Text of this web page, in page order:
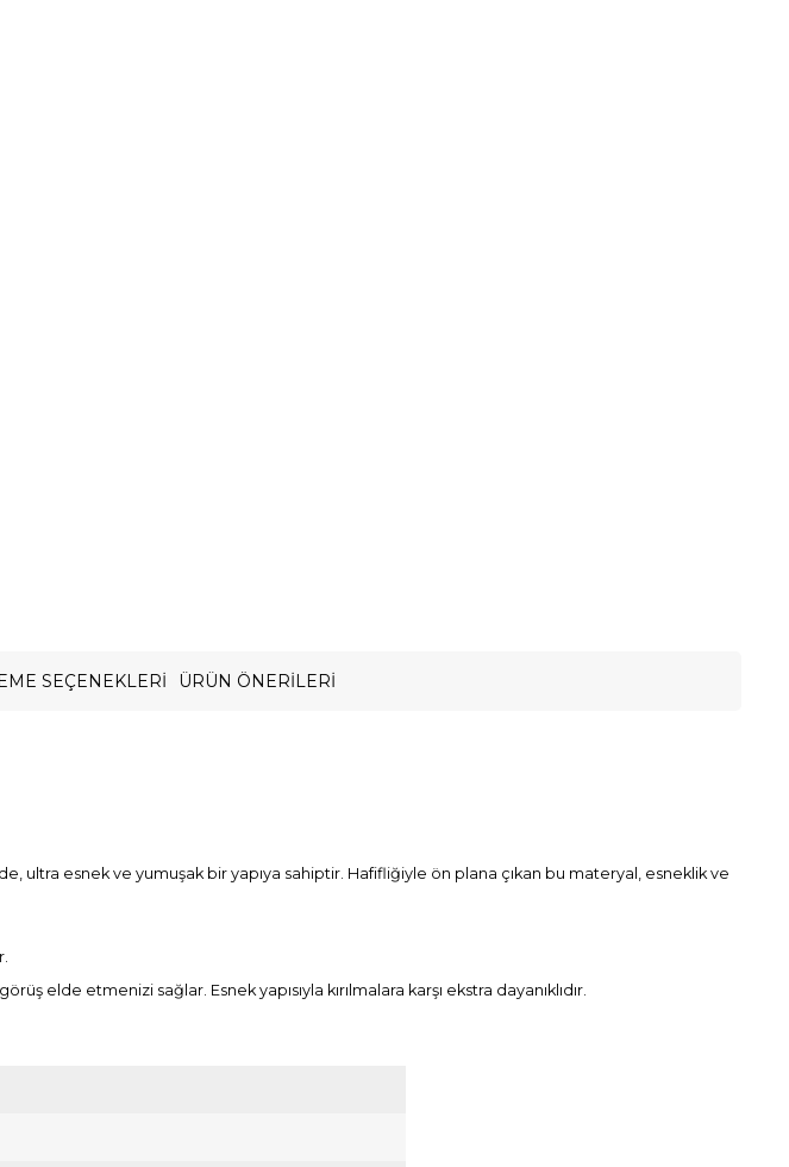
SEÇENEKLERI ÜRÜN ÖNERILERI
esnek ve yumuşak bir yapıya sahiptir. Hafifliğiyle ön plana çıkan bu materyal, esneklik ve
etmenizi sağlar. Esnek yapısıyla kırılmalara karşı ekstra dayanıklıdır.